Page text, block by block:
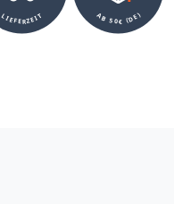
LIEFERZEIT AB 50€ (DE)